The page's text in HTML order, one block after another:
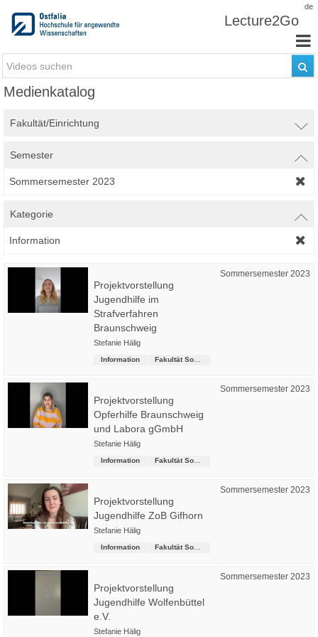
de
Lecture2Go
Medienkatalog
Fakultät/Einrichtung
Semester
Sommersemester 2023
Kategorie
Information
Sommersemester 2023
Projektvorstellung
Jugendhilfe im
Strafverfahren
Braunschweig
Stefanie Hälig
Information
Sommersemester 2023
Projektvorstellung
Opferhilfe Braunschweig
und Labora gGmbH
Stefanie Hälig
Information
Sommersemester 2023
Projektvorstellung
Jugendhilfe ZoB Gifhorn
Stefanie Hälig
Information
Sommersemester 2023
Projektvorstellung
Jugendhilfe Wolfenbüttel
e.V.
Stefanie Hälig